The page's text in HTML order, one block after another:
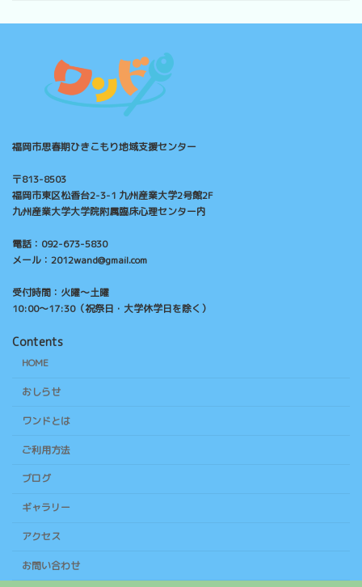
福岡市思春期ひきこもり地域支援センター
〒813-8503
福岡市東区松香台2-3-1 九州産業大学2号館2F
九州産業大学大学院附属臨床心理センター内
電話：092-673-5830
メール：2012wand@gmail.com
受付時間：火曜～土曜
10:00～17:30（祝祭日・大学休学日を除く）
Contents
HOME
おしらせ
ワンドとは
ご利用方法
ブログ
ギャラリー
アクセス
お問い合わせ